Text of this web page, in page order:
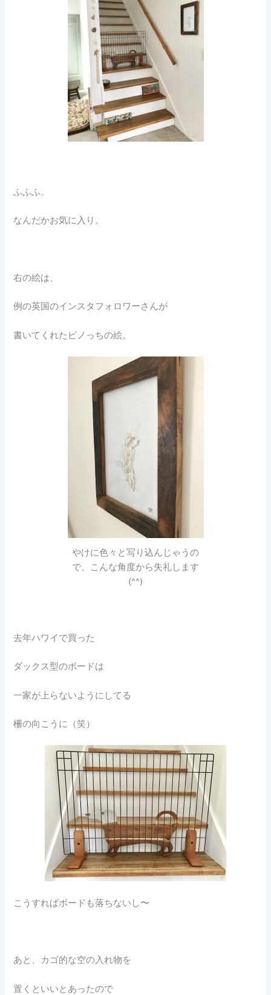
ふふふ。
なんだかお気に入り。
右の絵は、
例の英国のインスタフォロワーさんが
書いてくれたピノっちの絵。
やけに色々と写り込んじゃうの
で、こんな角度から失礼します
(^^)
去年ハワイで買った
ダックス型のボードは
一家が上らないようにしてる
柵の向こうに（笑）
こうすればボードも落ちないし〜
あと、カゴ的な空の入れ物を
置くといいとあったので